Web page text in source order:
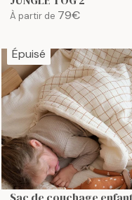
À partir de R
G
U
L
A
R
P
R
I
C
E
79€
Épuisé